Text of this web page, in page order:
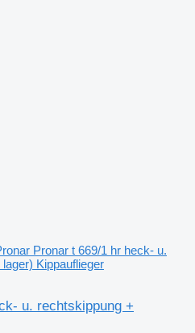
Pronar t 669/1 hr heck- u.
Kippauflieger
u. rechtskippung +